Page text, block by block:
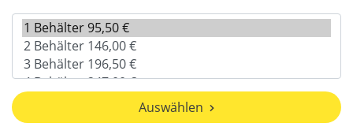
Auswählen